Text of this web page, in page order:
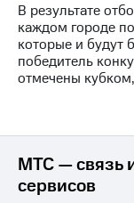
ПАО
В результате
каждом городе
которые и будут
победитель
отмечены
МТС — связь
сервисов